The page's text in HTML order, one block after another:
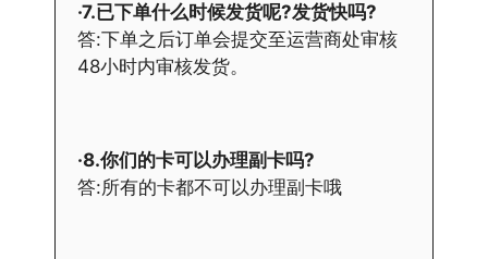
·7.已下单什么时候发货呢?发货快吗?
答:下单之后订单会提交至运营商处审核
48小时内审核发货。
·8.你们的卡可以办理副卡吗?
答:所有的卡都不可以办理副卡哦